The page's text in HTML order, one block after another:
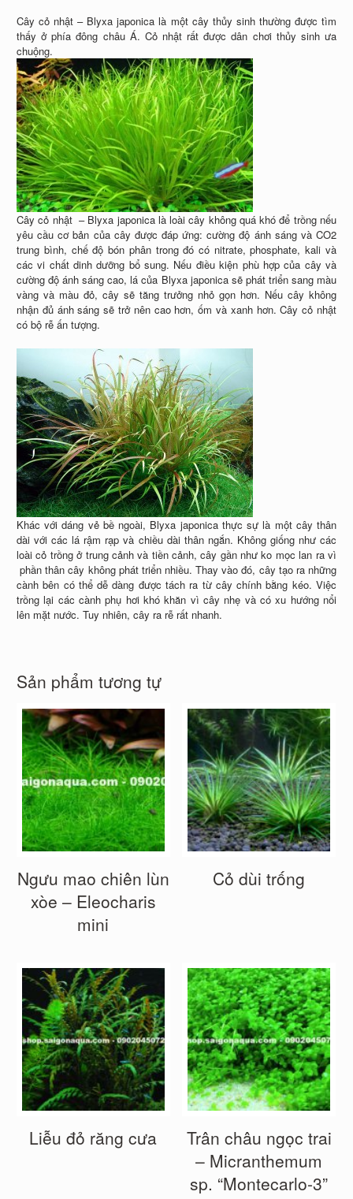
Cây cỏ nhật – Blyxa japonica là một cây thủy sinh thường được tìm
thấy ở phía đông châu Á. Cỏ nhật rất được dân chơi thủy sinh ưa
chuộng.
Cây cỏ nhật – Blyxa japonica là loài cây không quá khó để trồng nếu
yêu cầu cơ bản của cây được đáp ứng: cường độ ánh sáng và CO2
trung bình, chế độ bón phân trong đó có nitrate, phosphate, kali và
các vi chất dinh dưỡng bổ sung. Nếu điều kiện phù hợp của cây và
cường độ ánh sáng cao, lá của Blyxa japonica sẽ phát triển sang màu
vàng và màu đỏ, cây sẽ tăng trưởng nhỏ gọn hơn. Nếu cây không
nhận đủ ánh sáng sẽ trở nên cao hơn, ốm và xanh hơn. Cây cỏ nhật
có bộ rễ ấn tượng.
Khác với dáng vẻ bề ngoài, Blyxa japonica thực sự là một cây thân
dài với các lá rậm rạp và chiều dài thân ngắn. Không giống như các
loài cỏ trồng ở trung cảnh và tiền cảnh, cây gần như ko mọc lan ra vì
phần thân cây không phát triển nhiều. Thay vào đó, cây tạo ra những
cành bên có thể dễ dàng được tách ra từ cây chính bằng kéo. Việc
trồng lại các cành phụ hơi khó khăn vì cây nhẹ và có xu hướng nổi
lên mặt nước. Tuy nhiên, cây ra rễ rất nhanh.
Sản phẩm tương tự
Ngưu mao chiên lùn
xòe – Eleocharis
mini
Cỏ dùi trống
Liễu đỏ răng cưa
Trân châu ngọc trai
– Micranthemum
sp. “Montecarlo-3”